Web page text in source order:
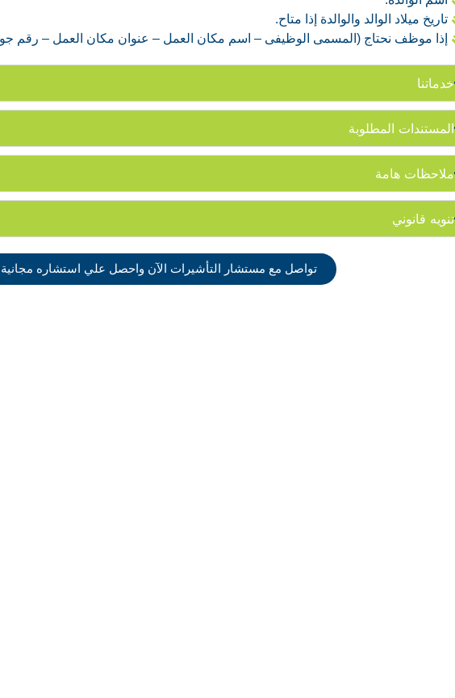
تاريخ ميلاد الوالد والوالدة إذا متاح.
إذا موظف نحتاج (المسمى الوظيفى – اسم مكان العمل – عنوان مكان العمل – رقم
خدماتنا
المستندات المطلوبة
ملاحظات هامة
تنويه قانوني
تواصل مع مستشار التأشيرات الآن واحصل علي استشاره مجانية